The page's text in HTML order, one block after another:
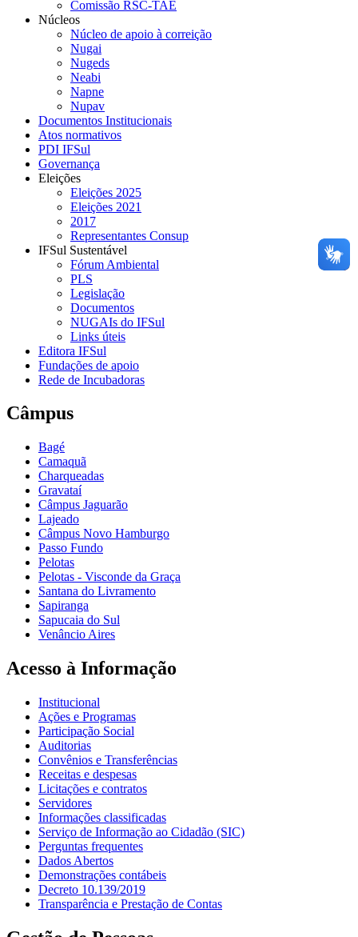
Comissão RSC-TAE
Núcleos
Núcleo de apoio à correição
Nugai
Nugeds
Neabi
Napne
Nupav
Documentos Institucionais
Atos normativos
PDI IFSul
Governança
Eleições
Eleições 2025
Eleições 2021
2017
Representantes Consup
IFSul Sustentável
Fórum Ambiental
PLS
Legislação
Documentos
NUGAIs do IFSul
Links úteis
Editora IFSul
Fundações de apoio
Rede de Incubadoras
Câmpus
Bagé
Camaquã
Charqueadas
Gravataí
Câmpus Jaguarão
Lajeado
Câmpus Novo Hamburgo
Passo Fundo
Pelotas
Pelotas - Visconde da Graça
Santana do Livramento
Sapiranga
Sapucaia do Sul
Venâncio Aires
Acesso à Informação
Institucional
Ações e Programas
Participação Social
Auditorias
Convênios e Transferências
Receitas e despesas
Licitações e contratos
Servidores
Informações classificadas
Serviço de Informação ao Cidadão (SIC)
Perguntas frequentes
Dados Abertos
Demonstrações contábeis
Decreto 10.139/2019
Transparência e Prestação de Contas